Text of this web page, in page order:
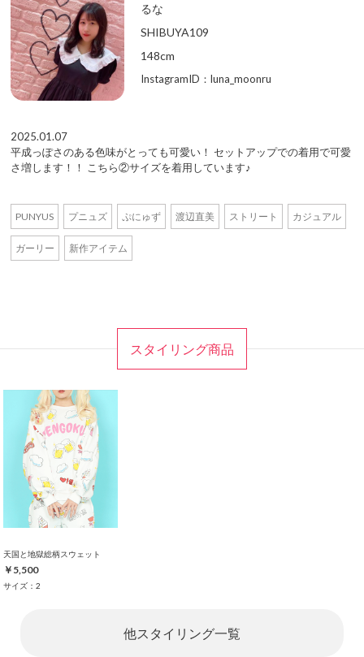
るな
SHIBUYA109
148cm
InstagramID：luna_moonru
2025.01.07
平成っぽさのある色味がとっても可愛い！ セットアップでの着用で可愛
さ増します！！ こちら②サイズを着用しています♪
PUNYUS プニュズ ぷにゅず 渡辺直美 ストリート カジュアル
ガーリー 新作アイテム
スタイリング商品
天国と地獄総柄スウェット
￥5,500
サイズ：2
他スタイリング一覧